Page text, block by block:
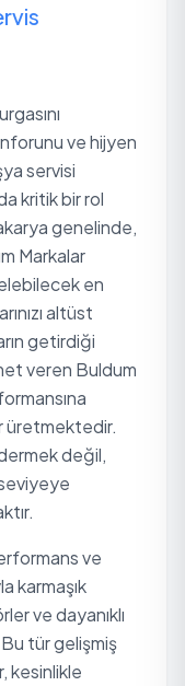
ve hijyen
servisi
kritik bir rol
genelinde,
Markalar
en
altüst
getirdiği
veren Buldum
üretmektedir.
değil,
ve
karmaşık
ve dayanıklı
Bu tür gelişmiş
kesinlikle